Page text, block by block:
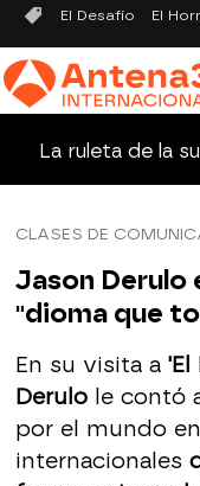
El Desafío El
La ruleta de la
CLASES DE
Jason Derulo
"dioma que
En su visita a 'El
Derulole contó
por el mundo
internacionales